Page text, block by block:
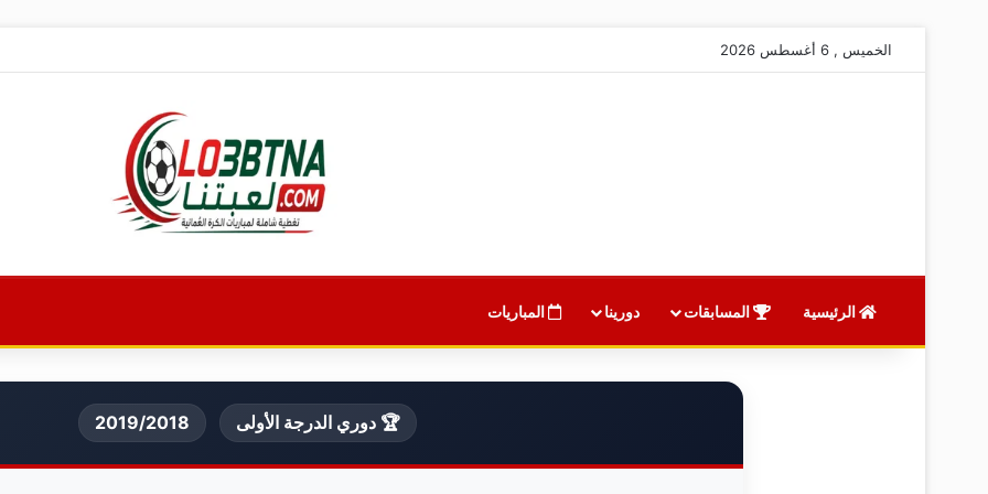
الخميس , 6 أغسطس 2026
الرئيسية المسابقات دورينا المباريات
🏆 دوري الدرجة الأولى 2019/2018